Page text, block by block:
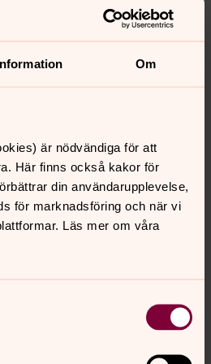
Om
är nödvändiga för att
Här finns också kakor för
din användarupplevelse,
för marknadsföring och när vi
Läs mer om våra
du som församlingsbo vår
Här kan du läsa den
vara medlem i
mycket mer därtill.